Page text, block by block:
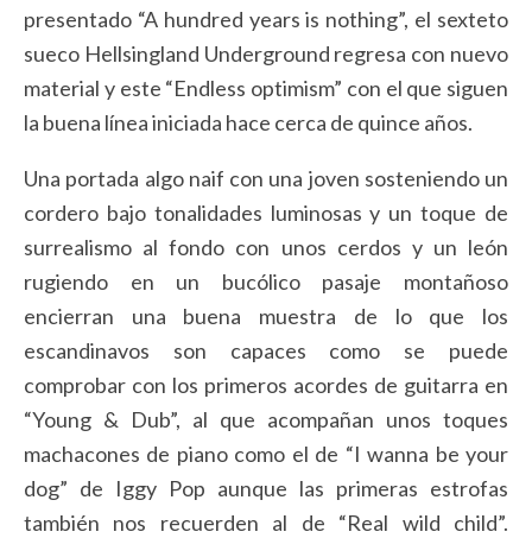
presentado “A hundred years is nothing”, el sexteto
sueco Hellsingland Underground regresa con nuevo
material y este “Endless optimism” con el que siguen
la buena línea iniciada hace cerca de quince años.
Una portada algo naif con una joven sosteniendo un
cordero bajo tonalidades luminosas y un toque de
surrealismo al fondo con unos cerdos y un león
rugiendo en un bucólico pasaje montañoso
encierran una buena muestra de lo que los
escandinavos son capaces como se puede
comprobar con los primeros acordes de guitarra en
“Young & Dub”, al que acompañan unos toques
machacones de piano como el de “I wanna be your
dog” de Iggy Pop aunque las primeras estrofas
también nos recuerden al de “Real wild child”.